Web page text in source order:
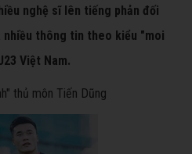
nghệ sĩ lên tiếng phản đối
nhiều thông tin theo kiểu "moi
Việt Nam.
thủ môn Tiến Dũng